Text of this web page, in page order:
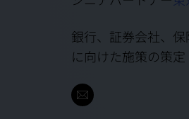
銀行、証券会社、
に向けた施策の策